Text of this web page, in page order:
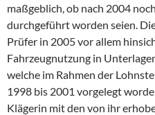
maßgeblich, ob nach 2004
durchgeführt worden seien.
Prüfer in 2005 vor allem
Fahrzeugnutzung in
welche im Rahmen der
1998 bis 2001 vorgelegt
Klägerin mit den von ihr